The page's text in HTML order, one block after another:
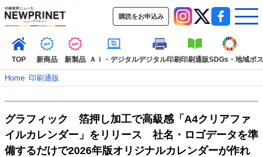
購読をお申込み
TOP 新商品 新製品 ＡＩ・デジタルデジタル印刷印刷通販SDGs・地域ポ
TOP
新着記事 特集記事
動画コンテンツ
インタビュー
コレクション
Home–印刷通販
グラフィック 箔押し加工で高級感「A4クリアファ
イルカレンダー」をリリース 社名・ロゴデータを準
備するだけで2026年版オリジナルカレンダーが作れ